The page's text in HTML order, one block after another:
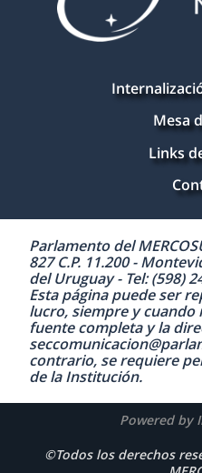
Mesa
Links
Parlamento del
827 C.P. 11.200 -
del Uruguay - Tel: (598)
Esta página puede ser
lucro, siempre y cuando
fuente completa y la
contrario, se requiere
de la Institución.
Powered by
©Todos los derechos